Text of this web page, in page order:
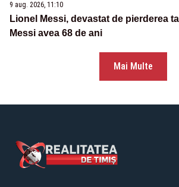
9 aug. 2026, 11:10
Lionel Messi, devastat de pierderea
Messi avea 68 de ani
Mai Multe